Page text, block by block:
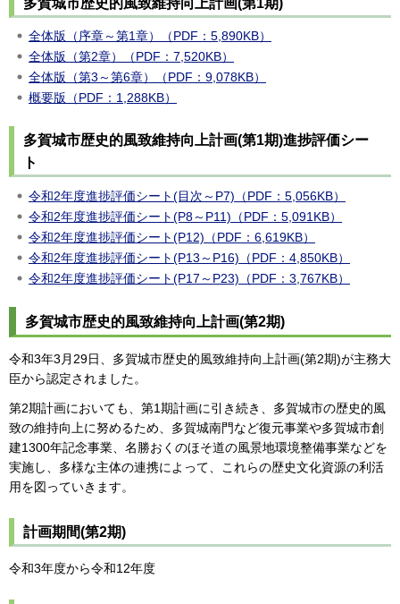
全体版（序章～第1章）（PDF：5,890KB）
全体版（第2章）（PDF：7,520KB）
全体版（第3～第6章）（PDF：9,078KB）
概要版（PDF：1,288KB）
多賀城市歴史的風致維持向上計画(第1期)進捗評価シー
ト
令和2年度進捗評価シート(目次～P7)（PDF：5,056KB）
令和2年度進捗評価シート(P8～P11)（PDF：5,091KB）
令和2年度進捗評価シート(P12)（PDF：6,619KB）
令和2年度進捗評価シート(P13～P16)（PDF：4,850KB）
令和2年度進捗評価シート(P17～P23)（PDF：3,767KB）
多賀城市歴史的風致維持向上計画(第2期)
令和3年3月29日、多賀城市歴史的風致維持向上計画(第2期)が主務大
臣から認定されました。
第2期計画においても、第1期計画に引き続き、多賀城市の歴史的風
致の維持向上に努めるため、多賀城南門など復元事業や多賀城市創
建1300年記念事業、名勝おくのほそ道の風景地環境整備事業などを
実施し、多様な主体の連携によって、これらの歴史文化資源の利活
用を図っていきます。
計画期間(第2期)
令和3年度から令和12年度